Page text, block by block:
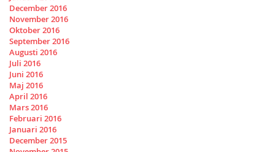
December 2016
November 2016
Oktober 2016
September 2016
Augusti 2016
Juli 2016
Juni 2016
Maj 2016
April 2016
Mars 2016
Februari 2016
Januari 2016
December 2015